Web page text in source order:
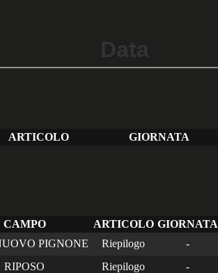
Data
ARTICOLO GIORNATA
CAMPO ARTICOLO GIORNATA
PIGNONE Riepilogo
-
RIPOSO Riepilogo
-